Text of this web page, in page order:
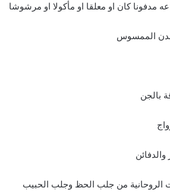
مدفونا كان او معلقا او مأكولا او مرشوشا
الممسوس
بالجن
الروحانية من جلب الحظ وجلب الحبيب